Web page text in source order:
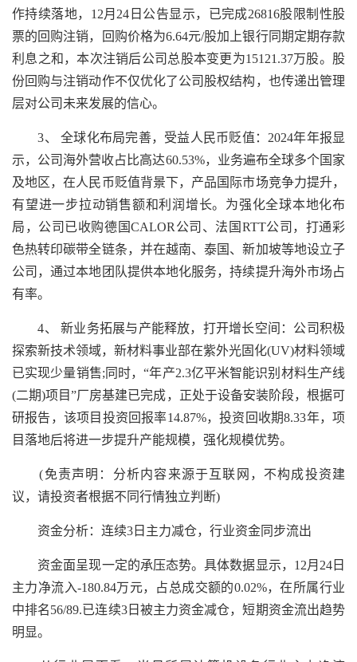
作持续落地，12月24日公告显示，已完成26816股限制性股
票的回购注销，回购价格为6.64元/股加上银行同期定期存款
利息之和，本次注销后公司总股本变更为15121.37万股。股
份回购与注销动作不仅优化了公司股权结构，也传递出管理
层对公司未来发展的信心。
3、 全球化布局完善，受益人民币贬值：2024年年报显
示，公司海外营收占比高达60.53%，业务遍布全球多个国家
及地区，在人民币贬值背景下，产品国际市场竞争力提升，
有望进一步拉动销售额和利润增长。为强化全球本地化布
局，公司已收购德国CALOR公司、法国RTT公司，打通彩
色热转印碳带全链条，并在越南、泰国、新加坡等地设立子
公司，通过本地团队提供本地化服务，持续提升海外市场占
有率。
4、 新业务拓展与产能释放，打开增长空间：公司积极
探索新技术领域，新材料事业部在紫外光固化(UV)材料领域
已实现少量销售;同时，“年产2.3亿平米智能识别材料生产线
(二期)项目”厂房基建已完成，正处于设备安装阶段，根据可
研报告，该项目投资回报率14.87%，投资回收期8.33年，项
目落地后将进一步提升产能规模，强化规模优势。
(免责声明：分析内容来源于互联网，不构成投资建
议，请投资者根据不同行情独立判断)
资金分析：连续3日主力减仓，行业资金同步流出
资金面呈现一定的承压态势。具体数据显示，12月24日
主力净流入-180.84万元，占总成交额的0.02%，在所属行业
中排名56/89.已连续3日被主力资金减仓，短期资金流出趋势
明显。